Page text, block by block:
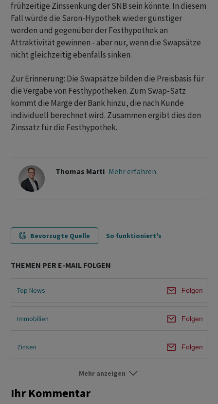
frühzeitige Zinssenkung der SNB sein könnte. In diesem
Fall würde die Saron-Hypothek wieder günstiger
werden und gegenüber der Festhypothek an
Attraktivität gewinnen - aber nur, wenn die Swapsätze
nicht gleichzeitig ebenfalls sinken.
Zur Erinnerung: Die Swapsätze bilden die Preisbasis für
die Vergabe von Festhypotheken. Zum Swap-Satz
kommt die Marge der Bank hinzu, die nach Kunde
individuell berechnet wird. Zusammen ergibt dies den
Zinssatz für die Festhypothek.
Thomas Marti Mehr erfahren
Bevorzugte Quelle So funktioniert's
THEMEN PER E-MAIL FOLGEN
Top News Folgen
Immobilien Folgen
Zinsen Folgen
Mehr anzeigen
Ihr Kommentar